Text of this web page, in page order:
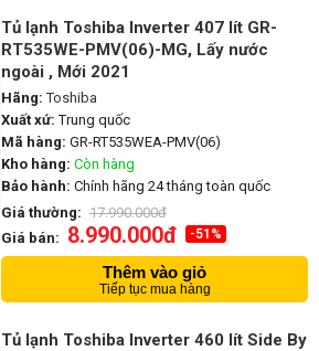
Tủ lạnh Toshiba Inverter 407 lít GR-
RT535WE-PMV(06)-MG, Lấy nước
ngoài , Mới 2021
Hãng: Toshiba
Xuất xứ: Trung quốc
Mã hàng: GR-RT535WEA-PMV(06)
Kho hàng: Còn hàng
Bảo hành: Chính hãng 24 tháng toàn quốc
Giá thường: 17.990.000đ
Giá bán: 8.990.000đ -51%
Thêm vào giỏ
Tiếp tục mua hàng
Tủ lạnh Toshiba Inverter 460 lít Side By